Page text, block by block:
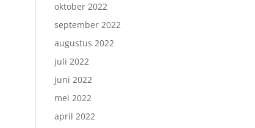
oktober 2022
september 2022
augustus 2022
juli 2022
juni 2022
mei 2022
april 2022